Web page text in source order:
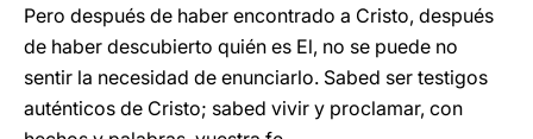
Pero después de haber encontrado a Cristo, después
de haber descubierto quién es El, no se puede no
sentir la necesidad de enunciarlo. Sabed ser testigos
auténticos de Cristo; sabed vivir y proclamar, con